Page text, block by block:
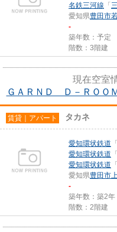
名鉄三河線 「
愛知県豊田市
-
築年数：予定
階数：3階建
現在空室
ＧＡＲＮＤ Ｄ－ＲＯＯ
賃貸｜アパート タカネ
愛知環状鉄道 「
愛知環状鉄道 「
愛知環状鉄道 「
愛知県豊田市
-
築年数：築2年
階数：2階建